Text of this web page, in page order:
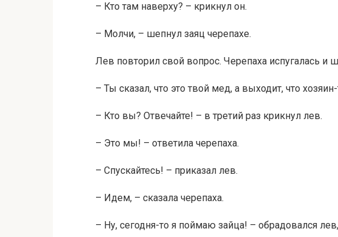
– Кто там наверху? – крикнул он.
– Молчи, – шепнул заяц черепахе.
Лев повторил свой вопрос. Черепаха испугалась и
– Ты сказал, что это твой мед, а выходит, что
– Кто вы? Отвечайте! – в третий раз крикнул лев.
– Это мы! – ответила черепаха.
– Спускайтесь! – приказал лев.
– Идем, – сказала черепаха.
– Ну, сегодня-то я поймаю зайца! – обрадовался лев,